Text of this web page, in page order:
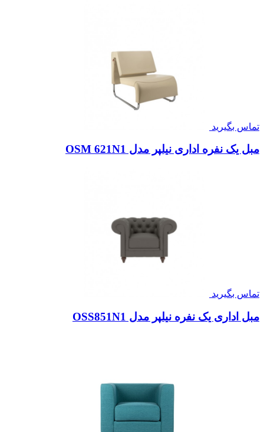
تماس بگیرید
مبل یک نفره اداری نیلپر مدل OSM 621N1
تماس بگیرید
مبل اداری یک نفره نیلپر مدل OSS851N1